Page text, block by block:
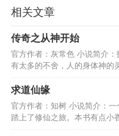
相关文章
传奇之从神开始
官方作者：灰常色 小说简介
有太多的不舍，人的身体神的
神是要被天道诅咒的。…
求道仙缘
官方作者：知树 小说简介：一
踏上了修仙之旅。本书有点小
型，可以养肥了再看！…